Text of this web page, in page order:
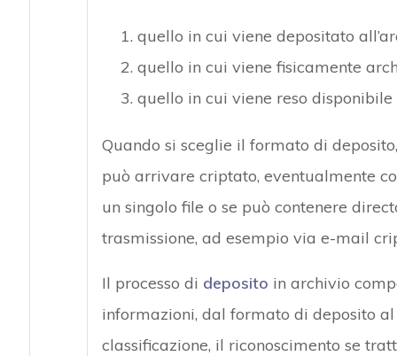
quello in cui viene depositato
quello in cui viene fisicamente
quello in cui viene reso
Quando si sceglie il formato di
può arrivare criptato, eventualmente
un singolo file o se può contenere
trasmissione, ad esempio via e-mail
Il processo di deposito in archivio
informazioni, dal formato di deposito
classificazione, il riconoscimento se